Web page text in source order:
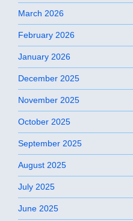
March 2026
February 2026
January 2026
December 2025
November 2025
October 2025
September 2025
August 2025
July 2025
June 2025